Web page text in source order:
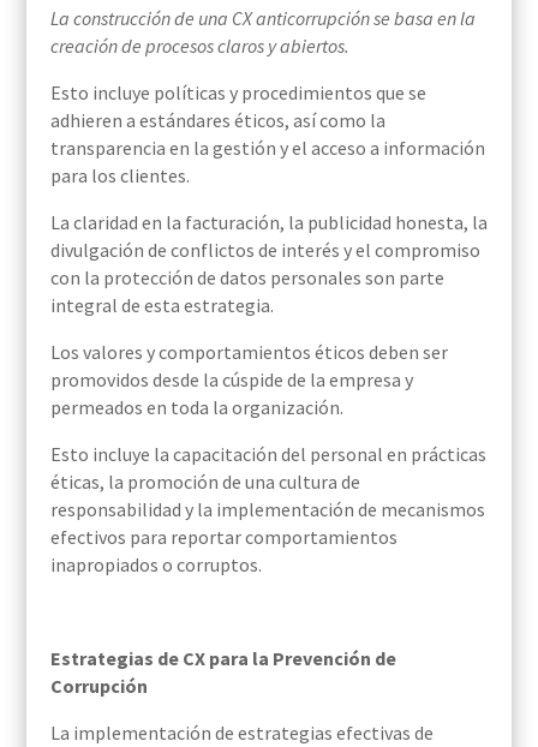
La construcción de una CX anticorrupción se basa en la
creación de procesos claros y abiertos.
Esto incluye políticas y procedimientos que se
adhieren a estándares éticos, así como la
transparencia en la gestión y el acceso a información
para los clientes.
La claridad en la facturación, la publicidad honesta, la
divulgación de conflictos de interés y el compromiso
con la protección de datos personales son parte
integral de esta estrategia.
Los valores y comportamientos éticos deben ser
promovidos desde la cúspide de la empresa y
permeados en toda la organización.
Esto incluye la capacitación del personal en prácticas
éticas, la promoción de una cultura de
responsabilidad y la implementación de mecanismos
efectivos para reportar comportamientos
inapropiados o corruptos.
Estrategias de CX para la Prevención de
Corrupción
La implementación de estrategias efectivas de